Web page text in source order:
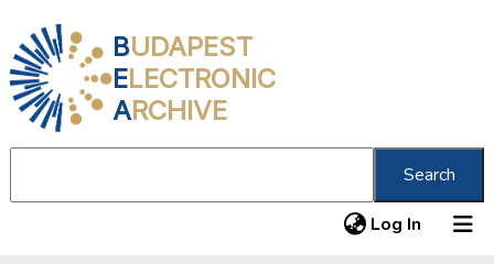
BUDAPEST
ELECTRONIC
ARCHIVE
Search
Log In (current)